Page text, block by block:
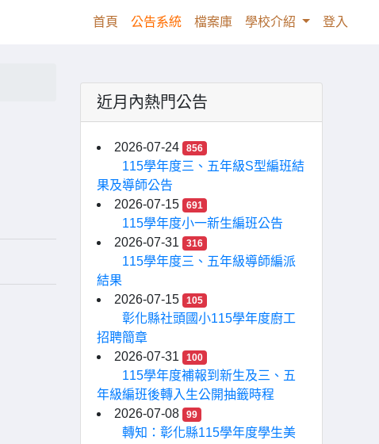
首頁 (current)
公告系統 檔案庫 學校介紹 登入
近月內熱門公告
2026-07-24 856
115學年度三、五年級S型編班結
果及導師公告
2026-07-15
691
115學年度小一新生編班公告
2026-07-31
316
115學年度三、五年級導師編派
結果
2026-07-15
105
彰化縣社頭國小115學年度廚工
招聘簡章
2026-07-31
100
115學年度補報到新生及三、五
年級編班後轉入生公開抽籤時程
2026-07-08
99
轉知：彰化縣115學年度學生美